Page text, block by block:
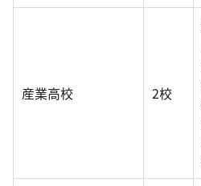
産業高校 2校